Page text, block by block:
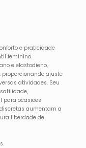
e praticidade
feminino.
e elastodieno,
ajuste
atividades. Seu
para ocasiões
aumentam a
liberdade de